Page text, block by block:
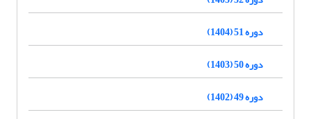
دوره 51 (1404)
دوره 50 (1403)
دوره 49 (1402)